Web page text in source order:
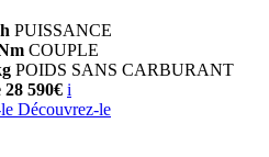
PUISSANCE
COUPLE
POIDS SANS CARBURANT
590€ i
Découvrez-le